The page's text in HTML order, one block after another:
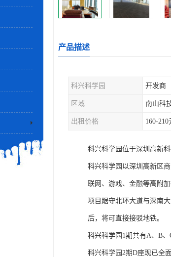
产品描述
科兴科学园 开发商
区域 南山科
出租价格 160-210
科兴科学园位于深圳高新
科兴科学园以深圳高新区
联网、游戏、金融等高附
项目踞守北环大道与深南
后，将可直接接驳地铁。
科兴科学园1期共有A、B、
科兴科学园2期D座现已全